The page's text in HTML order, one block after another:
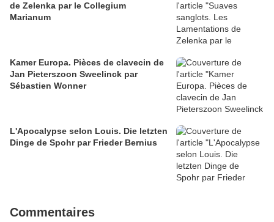
de Zelenka par le Collegium
Marianum
Kamer Europa. Pièces de clavecin de
Jan Pieterszoon Sweelinck par
Sébastien Wonner
L'Apocalypse selon Louis. Die letzten
Dinge de Spohr par Frieder Bernius
Commentaires